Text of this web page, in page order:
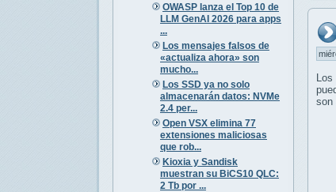
OWASP lanza el Top 10 de
LLM GenAI 2026 para apps
...
Los mensajes falsos de
«actualiza ahora» son
mucho...
Los SSD ya no solo
almacenarán datos: NVMe
2.4 per...
Open VSX elimina 77
extensiones maliciosas
que rob...
Kioxia y Sandisk
muestran su BiCS10 QLC:
2 Tb por ...
son